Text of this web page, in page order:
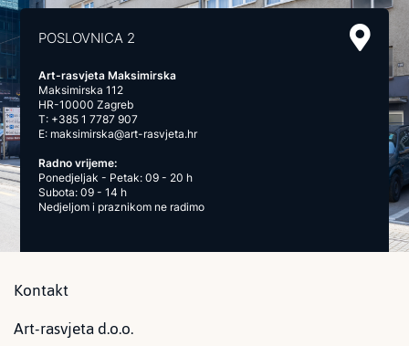
POSLOVNICA 2
Art-rasvjeta Maksimirska
Maksimirska 112
HR-10000 Zagreb
T: +385 1 7787 907
E: maksimirska@art-rasvjeta.hr
Radno vrijeme:
Ponedjeljak - Petak: 09 - 20 h
Subota: 09 - 14 h
Nedjeljom i praznikom ne radimo
Kontakt
Art-rasvjeta d.o.o.